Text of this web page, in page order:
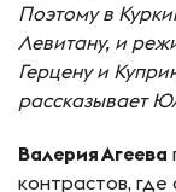
Поэтому в
Левитану, и
Герцену и
рассказывает
Валерия Агеева
контрастов,